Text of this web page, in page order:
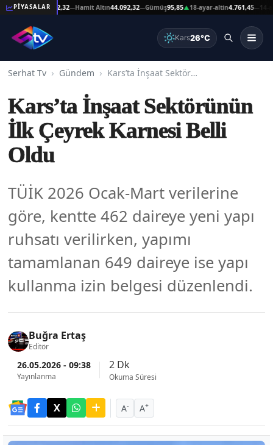
PİYASALAR
Altın44.092,32 —Hamit Altın 44.092,32—Gümüş95,85▲18-ayar-altin4.761,45—14-ayar-
Kars26°C
Serhat Tv Gündem Kars’ta İnşaat Sektörünün İlk Çeyrek Karnesi Belli Oldu
Kars’ta İnşaat Sektörünün
İlk Çeyrek Karnesi Belli
Oldu
TÜİK 2026 Ocak-Mart verilerine
göre, kentte 462 daireye yeni yapı
ruhsatı verilirken, yapımı
tamamlanan 649 daireye ise yapı
kullanma izin belgesi düzenlendi.
Buğra Ertaş
Editör
26.05.2026 - 09:38
Yayınlanma
2 Dk
Okuma Süresi
A- A+